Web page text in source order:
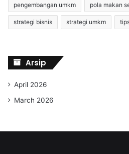
pengembangan umkm pola makan
strategi bisnis strategi umkm
Arsip
April 2026
March 2026